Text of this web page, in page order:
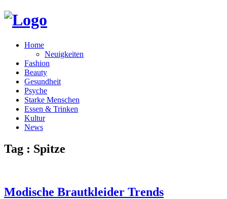
Home
Neuigkeiten
Fashion
Beauty
Gesundheit
Psyche
Starke Menschen
Essen & Trinken
Kultur
News
Tag : Spitze
Modische Brautkleider Trends